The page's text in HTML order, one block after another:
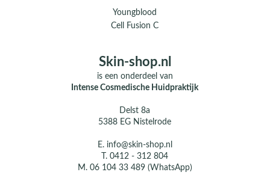
Youngblood
Cell Fusion C
Skin-shop.nl
is een onderdeel van
Intense Cosmedische Huidpraktijk
Delst 8a
5388 EG Nistelrode
E. info@skin-shop.nl
T.0412 - 312 804
M. 06 104 33 489 (WhatsApp)